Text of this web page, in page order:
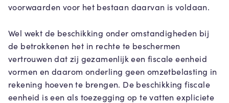
voorwaarden voor het bestaan daarvan is voldaan.
Wel wekt de beschikking onder omstandigheden bij
de betrokkenen het in rechte te beschermen
vertrouwen dat zij gezamenlijk een fiscale eenheid
vormen en daarom onderling geen omzetbelasting in
rekening hoeven te brengen. De beschikking fiscale
eenheid is een als toezegging op te vatten expliciete